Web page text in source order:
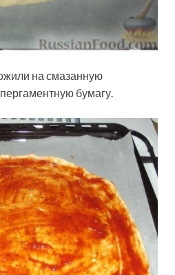
на смазанную
бумагу.